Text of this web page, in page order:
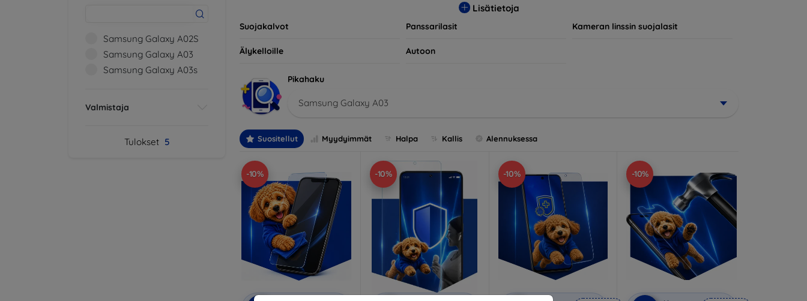
Samsung Galaxy A02S
Samsung Galaxy A03
Samsung Galaxy A03s
Valmistaja
Tulokset 5
yhteensopivia useiden eri merkkien ja mallien kanssa, mikä takaa, että jokainen asiakas löytää laitteelleen
Lisätietoja
Suojakalvot Panssarilasit Kameran linssin suojalasit
Älykelloille Autoon
Pikahaku
Samsung Galaxy A03
Suositellut Myydyimmät Halpa Kallis Alennuksessa
-10% -10% -10% -10%